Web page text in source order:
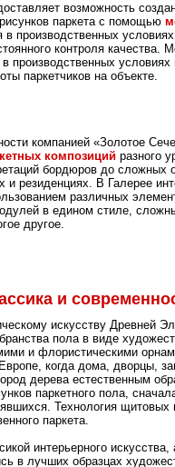
возможность
паркета с помощью
производственных
контроля качества.
в производственных
паркетчиков на объекте.
компанией «Золотое
композиций разного
бордюров до сложных
резиденциях. В Галерее
различных
в едином стиле,
другое.
и
искусству Древней
пола в виде
и флористическими
когда дома, дворцы,
дерева естественным
паркетного пола,
Технология щитовых
паркета.
интерьерного искусства,
в лучших образцах